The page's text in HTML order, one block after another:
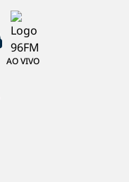
AO VIVO